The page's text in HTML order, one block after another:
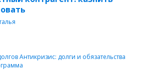
Антикризис: долги и обязательства